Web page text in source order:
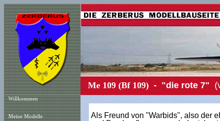
Willkommen
Meine Modelle
Me 109 (Bf 109) - "die rote 7"
Als Freund von "Warbids", also der